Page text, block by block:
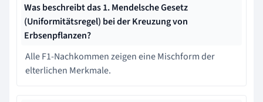
Was beschreibt das 1. Mendelsche Gesetz
(Uniformitätsregel) bei der Kreuzung von
Erbsenpflanzen?
Alle F1-Nachkommen zeigen eine Mischform der
elterlichen Merkmale.